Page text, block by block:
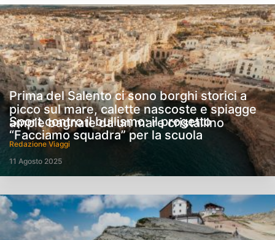
Prima del Salento ci sono borghi storici a
picco sul mare, calette nascoste e spiagge
ampie bagnate da un mare cristallino
Redazione Viaggi
11 Agosto 2025
Sport contro il bullismo: il progetto
“Facciamo squadra” per la scuola